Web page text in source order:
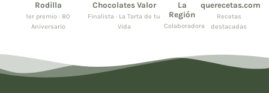
Rodilla
1er premio · 80
Aniversario
Chocolates Valor
Finalista · La Tarta de tu
Vida
La
Región
Colaboradora
querecetas.com
Recetas
destacadas